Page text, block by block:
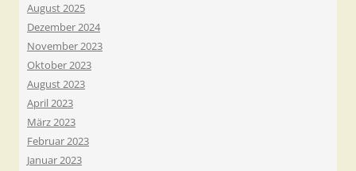
August 2025
Dezember 2024
November 2023
Oktober 2023
August 2023
April 2023
März 2023
Februar 2023
Januar 2023